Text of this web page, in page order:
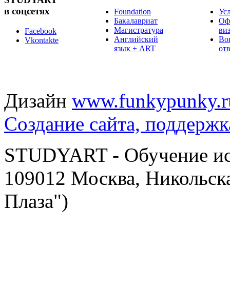
в соцсетях
Facebook
Vkontakte
Foundation
Бакалавриат
Магистратура
Английский
язык + ART
Дизайн
Создание сайта,
STUDYART - Обучение
109012 Москва,
Плаза")